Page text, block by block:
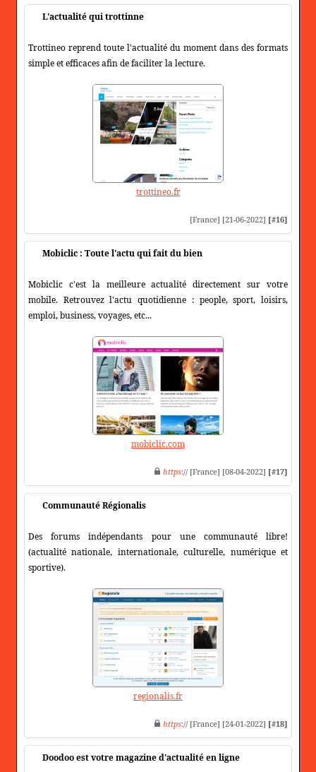
L'actualité qui trottinne
Trottineo reprend toute l'actualité du moment dans des formats
simple et efficaces afin de faciliter la lecture.
trottineo.fr
[France] [21-06-2022] [#16]
Mobiclic : Toute l'actu qui fait du bien
Mobiclic c'est la meilleure actualité directement sur votre
mobile. Retrouvez l'actu quotidienne : people, sport, loisirs,
emploi, business, voyages, etc...
mobiclic.com
https:// [France] [08-04-2022] [#17]
Communauté Régionalis
Des forums indépendants pour une communauté libre!
(actualité nationale, internationale, culturelle, numérique et
sportive).
regionalis.fr
https:// [France] [24-01-2022] [#18]
Doodoo est votre magazine d'actualité en ligne